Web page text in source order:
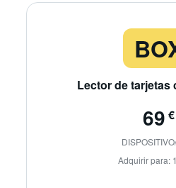
Lector de tarjetas
69 €
Adquirir para: